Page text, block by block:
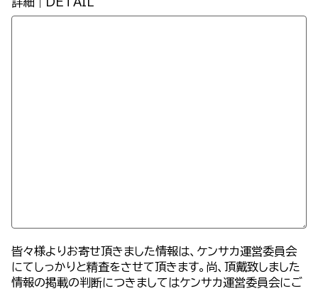
皆々様よりお寄せ頂きました情報は、ケンサカ運営委員会
にてしっかりと精査をさせて頂きます。尚、頂戴致しました
情報の掲載の判断につきましてはケンサカ運営委員会にご